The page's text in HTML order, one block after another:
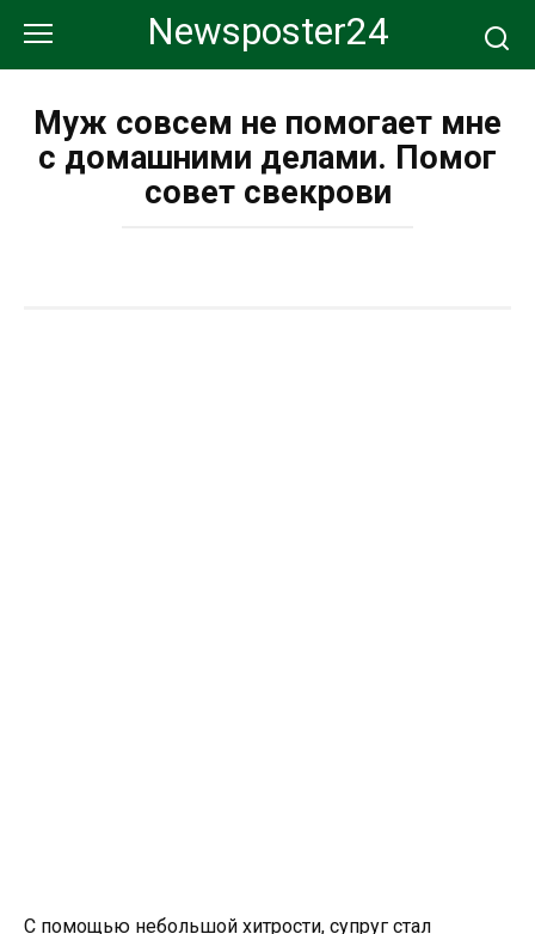
контенту
Newsposter24
Муж совсем не помогает мне
с домашними делами. Помог
совет свекрови
С помощью небольшой хитрости, супруг стал